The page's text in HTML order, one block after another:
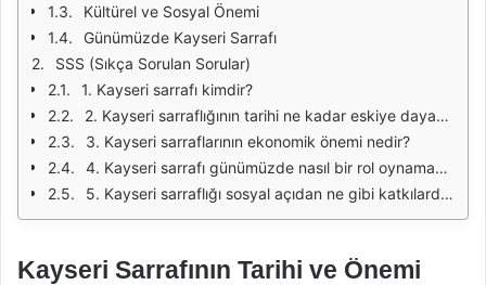
Kültürel ve Sosyal Önemi
Günümüzde Kayseri Sarrafı
SSS (Sıkça Sorulan Sorular)
1. Kayseri sarrafı kimdir?
2. Kayseri sarraflığının tarihi ne kadar eskiye dayanıyor?
3. Kayseri sarraflarının ekonomik önemi nedir?
4. Kayseri sarrafı günümüzde nasıl bir rol oynamaktadır?
5. Kayseri sarraflığı sosyal açıdan ne gibi katkılarda bulunmaktadır?
Kayseri Sarrafının Tarihi ve Önemi